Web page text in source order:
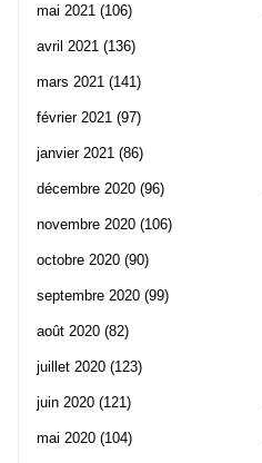
mai 2021 (106)
avril 2021 (136)
mars 2021 (141)
février 2021 (97)
janvier 2021 (86)
décembre 2020 (96)
novembre 2020 (106)
octobre 2020 (90)
septembre 2020 (99)
août 2020 (82)
juillet 2020 (123)
juin 2020 (121)
mai 2020 (104)